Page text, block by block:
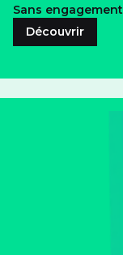
Sans engagement
Découvrir